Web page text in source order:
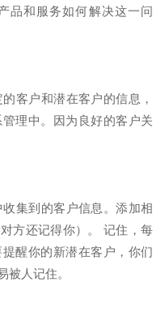
品和服务如何解决这一问
客户和潜在客户的信息，
理中。因为良好的客户关
集到的客户信息。添加相
方还记得你）。 记住，每
醒你的新潜在客户，你们
人记住。